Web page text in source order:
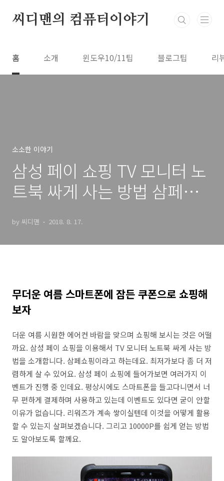
씨디맨의 컴퓨터이야기
홈 소개 윈도우10/11팁 블로그팁 리
소소한 이야기
삼성 페이 쇼핑 TV 모니터 노
트북 싸게 사는 방법 삼페쇼
by 씨디맨 2018. 8. 17.
무더운 여름 스마트폰에 잠든 쿠폰으로 쇼핑해
보자
더운 여름 시원한 에어컨 바람을 맞으며 쇼핑해 보시는 것은 어떨
까요. 삼성 페이 쇼핑을 이용해서 TV 모니터 노트북 싸게 사는 방
법을 소개합니다. 삼페쇼핑이라고 하는데요. 최저가보다 좀 더 저
렴하게 살 수 있어요. 삼성 페이 쇼핑에 들어가보면 여러가지 이
벤트가 진행 중 인데요. 평상시에도 스마트폰을 들고다니면서 너
무 편하게 결제하며 사용하고 있는데 이벤트도 있다면 굳이 안할
이유가 없습니다. 리워즈가 계속 쌓이실텐데 이것을 어떻게 활용
할 수 있는지 살펴보겠습니다. 그리고 10000P를 쉽게 얻는 방법
도 알아보도록 할께요.